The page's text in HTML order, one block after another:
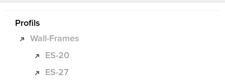
Profils
Wall-Frames
ES-20
ES-27